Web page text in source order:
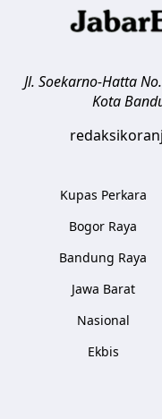
Jl. Soekarno-Hatta
Kota
Kupas Perkara
Bogor Raya
Bandung Raya
Jawa Barat
Nasional
Ekbis